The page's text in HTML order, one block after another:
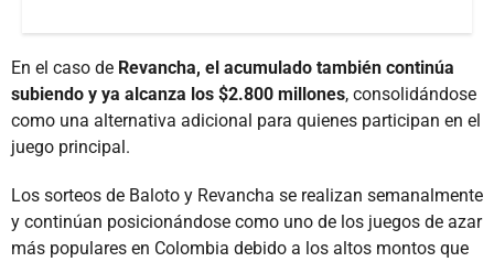
En el caso de Revancha, el acumulado también continúa
subiendo y ya alcanza los $2.800 millones, consolidándose
como una alternativa adicional para quienes participan en el
juego principal.
Los sorteos de Baloto y Revancha se realizan semanalmente
y continúan posicionándose como uno de los juegos de azar
más populares en Colombia debido a los altos montos que